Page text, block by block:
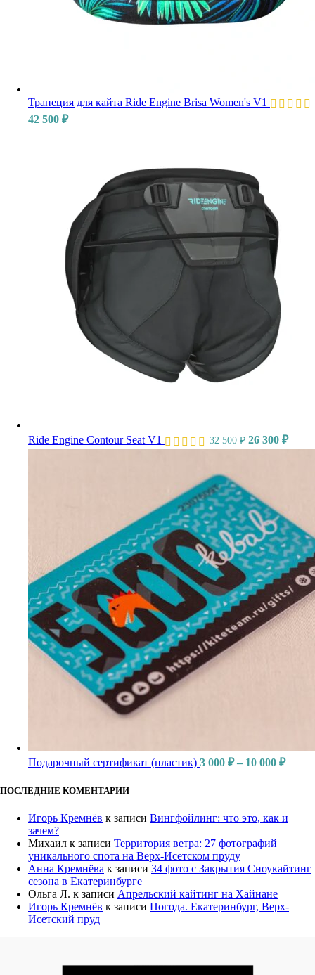
Трапеция для кайта Ride Engine Brisa Women's V1
42 500 ₽
Ride Engine Contour Seat V1 32 500₽ 26 300 ₽
Подарочный сертификат (пластик) 3 000 ₽ – 10 000 ₽
ПОСЛЕДНИЕ КОМЕНТАРИИ
Игорь Кремнёв к записи Вингфойлинг: что это, как и
зачем?
Михаил к записи Территория ветра: 27 фотографий
уникального спота на Верх-Исетском пруду
Анна Кремнёва к записи 34 фото с Закрытия Сноукайтинг
сезона в Екатеринбурге
Ольга Л. к записи Апрельский кайтинг на Хайнане
Игорь Кремнёв к записи Погода. Екатеринбург, Верх-
Исетский пруд